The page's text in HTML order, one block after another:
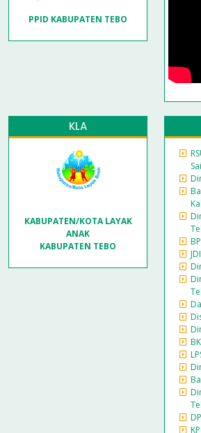
PPID KABUPATEN TEBO
KLA
KABUPATEN/KOTA LAYAK
ANAK
KABUPATEN TEBO